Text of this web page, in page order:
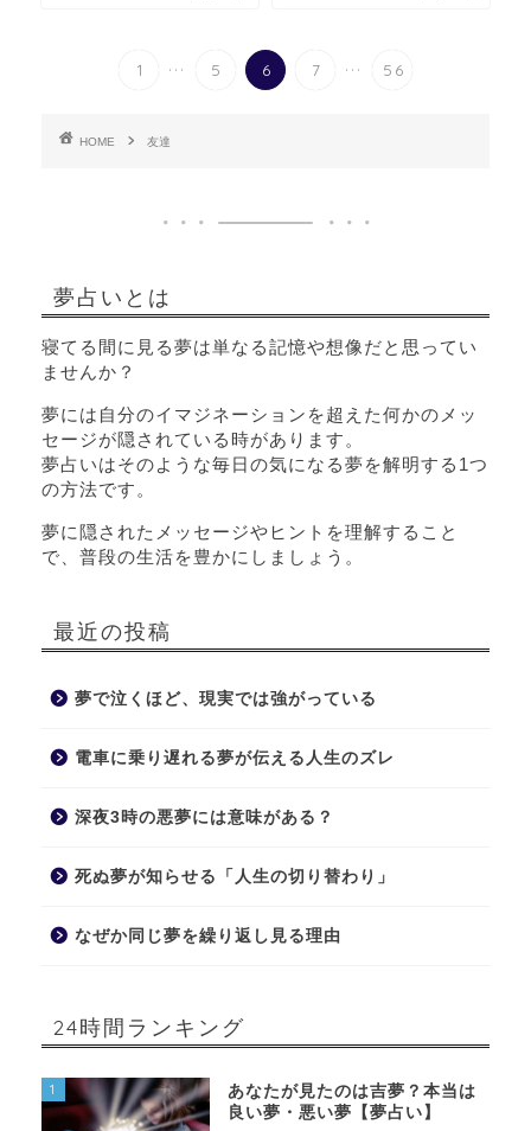
1 ... 5 6 7 ... 56
HOME 友達
夢占いとは
寝てる間に見る夢は単なる記憶や想像だと思ってい
ませんか？
夢には自分のイマジネーションを超えた何かのメッ
セージが隠されている時があります。
夢占いはそのような毎日の気になる夢を解明する1つ
の方法です。
夢に隠されたメッセージやヒントを理解すること
で、普段の生活を豊かにしましょう。
最近の投稿
夢で泣くほど、現実では強がっている
電車に乗り遅れる夢が伝える人生のズレ
深夜3時の悪夢には意味がある？
死ぬ夢が知らせる「人生の切り替わり」
なぜか同じ夢を繰り返し見る理由
24時間ランキング
1
あなたが見たのは吉夢？本当は
良い夢・悪い夢【夢占い】